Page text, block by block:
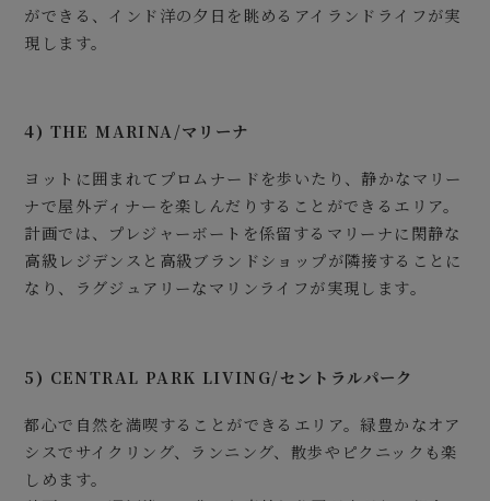
ができる、インド洋の夕日を眺めるアイランドライフが実
現します。
4) THE MARINA/マリーナ
ヨットに囲まれてプロムナードを歩いたり、静かなマリー
ナで屋外ディナーを楽しんだりすることができるエリア。
計画では、プレジャーボートを係留するマリーナに閑静な
高級レジデンスと高級ブランドショップが隣接することに
なり、ラグジュアリーなマリンライフが実現します。
5) CENTRAL PARK LIVING/セントラルパーク
都心で自然を満喫することができるエリア。緑豊かなオア
シスでサイクリング、ランニング、散歩やピクニックも楽
しめます。